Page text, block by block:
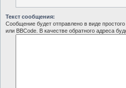
Текст сообщения:
Сообщение будет отправлено в виде простого
или BBCode. В качестве обратного адреса